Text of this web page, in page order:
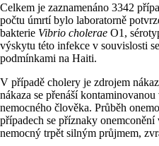
Celkem je zaznamenáno 3342
počtu úmrtí bylo laboratorně
bakterie Vibrio cholerae O1,
výskytu této infekce v souvislosti
podmínkami na Haiti.
V případě cholery je zdrojem
nákaza se přenáší
nemocného člověka. Průběh
případech se příznaky
nemocný trpět silným průjmem,